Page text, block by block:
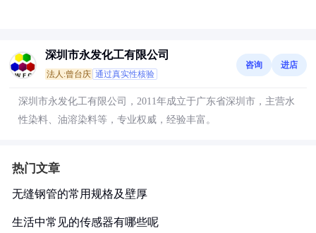
深圳市永发化工有限公司
法人:曾台庆 通过真实性核验
咨询 进店
深圳市永发化工有限公司，2011年成立于广东省深圳市，主营水
性染料、油溶染料等，专业权威，经验丰富。
热门文章
无缝钢管的常用规格及壁厚
生活中常见的传感器有哪些呢